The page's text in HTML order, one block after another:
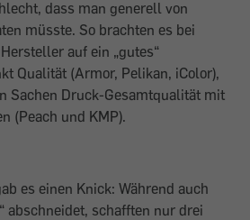
dass man generell von
müsste. So brachten es bei
auf ein „gutes“
Qualität (Armor, Pelikan, iColor),
Sachen Druck-Gesamtqualität mit
(Peach und KMP).
es einen Knick: Während auch
abschneidet, schafften nur drei